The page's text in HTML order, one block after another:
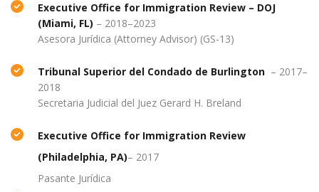
Executive Office for Immigration Review – DOJ
(Miami, FL) – 2018–2023
Asesora Jurídica (Attorney Advisor) (GS-13)
Tribunal Superior del Condado de Burlington – 2017–
2018
Secretaria Judicial del Juez Gerard H. Breland
Executive Office for Immigration Review
(Philadelphia, PA)– 2017
Pasante Jurídica